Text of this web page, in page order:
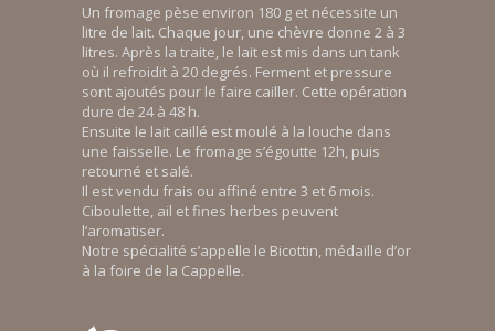
Un fromage pèse environ 180 g et nécessite un
litre de lait. Chaque jour, une chèvre donne 2 à 3
litres. Après la traite, le lait est mis dans un tank
où il refroidit à 20 degrés. Ferment et pressure
sont ajoutés pour le faire cailler. Cette opération
dure de 24 à 48 h.
Ensuite le lait caillé est moulé à la louche dans
une faisselle. Le fromage s’égoutte 12h, puis
retourné et salé.
Il est vendu frais ou affiné entre 3 et 6 mois.
Ciboulette, ail et fines herbes peuvent
l’aromatiser.
Notre spécialité s’appelle le Bicottin, médaille d’or
à la foire de la Cappelle.